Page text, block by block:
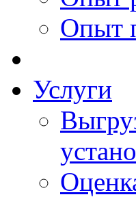
Опыт
Услуги